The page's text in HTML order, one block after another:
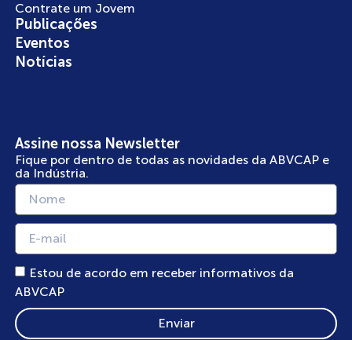
Contrate um Jovem
Publicações
Eventos
Notícias
Assine nossa Newsletter
Fique por dentro de todas as novidades da ABVCAP e
da Indústria.
Estou de acordo em receber informativos da
ABVCAP
Enviar